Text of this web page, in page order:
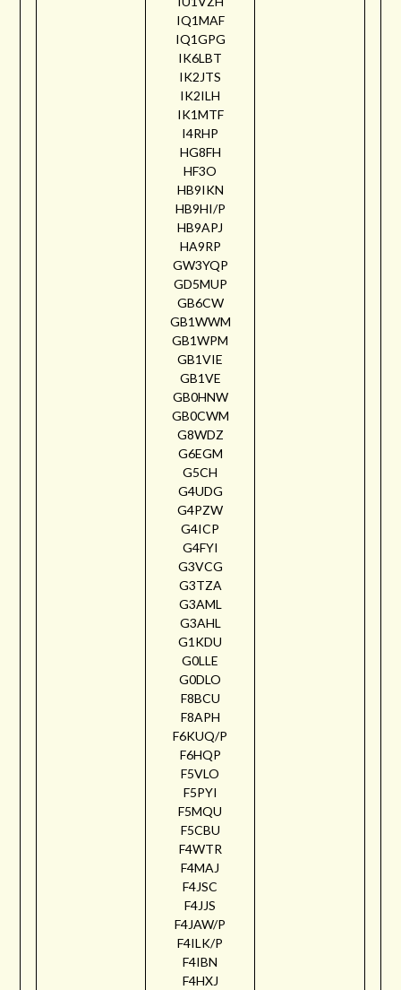
IQ1MAF
IQ1GPG
IK6LBT
IK2JTS
IK2ILH
IK1MTF
I4RHP
HG8FH
HF3O
HB9IKN
HB9HI/P
HB9APJ
HA9RP
GW3YQP
GD5MUP
GB6CW
GB1WWM
GB1WPM
GB1VIE
GB1VE
GB0HNW
GB0CWM
G8WDZ
G6EGM
G5CH
G4UDG
G4PZW
G4ICP
G4FYI
G3VCG
G3TZA
G3AML
G3AHL
G1KDU
G0LLE
G0DLO
F8BCU
F8APH
F6KUQ/P
F6HQP
F5VLO
F5PYI
F5MQU
F5CBU
F4WTR
F4MAJ
F4JSC
F4JJS
F4JAW/P
F4ILK/P
F4IBN
F4HXJ